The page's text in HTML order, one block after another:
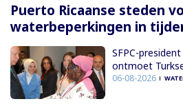
Puerto Ricaanse steden
waterbeperkingen in
SFPC-
ontmoet
06-08-2026